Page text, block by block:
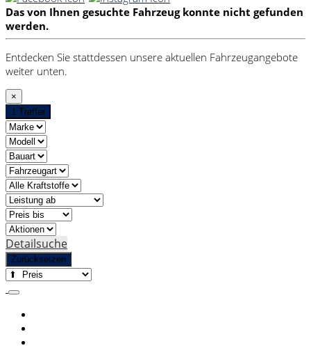
Das von Ihnen gesuchte Fahrzeug konnte nicht gefunden
werden.
Entdecken Sie stattdessen unsere aktuellen Fahrzeugangebote
weiter unten.
×
1 Treffer
Detailsuche
Zurücksetzen